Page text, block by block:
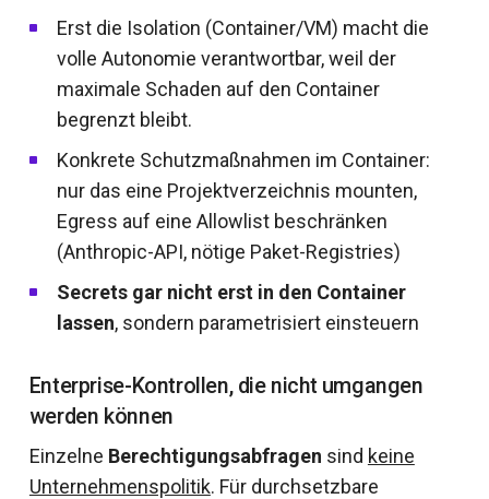
Erst die Isolation (Container/VM) macht die
volle Autonomie verantwortbar, weil der
maximale Schaden auf den Container
begrenzt bleibt.
Konkrete Schutzmaßnahmen im Container:
nur das eine Projektverzeichnis mounten,
Egress auf eine Allowlist beschränken
(Anthropic-API, nötige Paket-Registries)
Secrets gar nicht erst in den Container
lassen, sondern parametrisiert einsteuern
Enterprise-Kontrollen, die nicht umgangen
werden können
Einzelne Berechtigungsabfragen sind keine
Unternehmenspolitik. Für durchsetzbare